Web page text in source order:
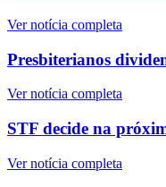
Ver notícia completa
Presbiterianos
Ver notícia completa
STF decide na
Ver notícia completa